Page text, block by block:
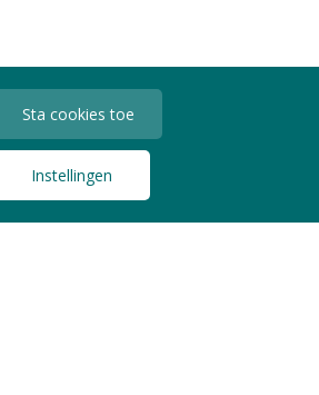
Sta cookies toe
Instellingen